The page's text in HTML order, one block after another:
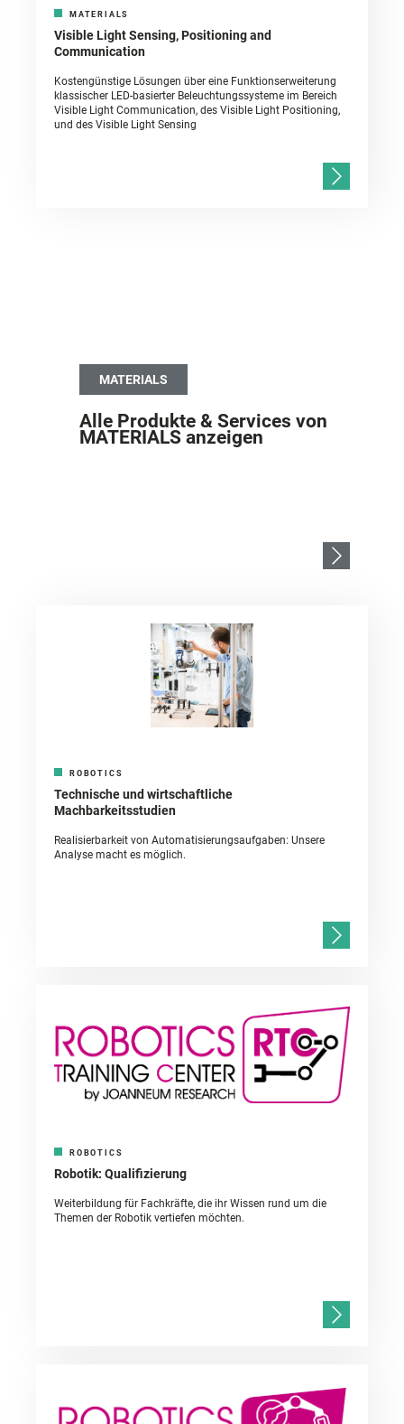
MATERIALS
Visible Light Sensing, Positioning and
Communication
Kostengünstige Lösungen über eine Funktionserweiterung
klassischer LED-basierter Beleuchtungssysteme im Bereich
Visible Light Communication, des Visible Light Positioning,
und des Visible Light Sensing
MATERIALS
Alle Produkte & Services von
MATERIALS anzeigen
ROBOTICS
Technische und wirtschaftliche
Machbarkeitsstudien
Realisierbarkeit von Automatisierungsaufgaben: Unsere
Analyse macht es möglich.
ROBOTICS
Robotik: Qualifizierung
Weiterbildung für Fachkräfte, die ihr Wissen rund um die
Themen der Robotik vertiefen möchten.